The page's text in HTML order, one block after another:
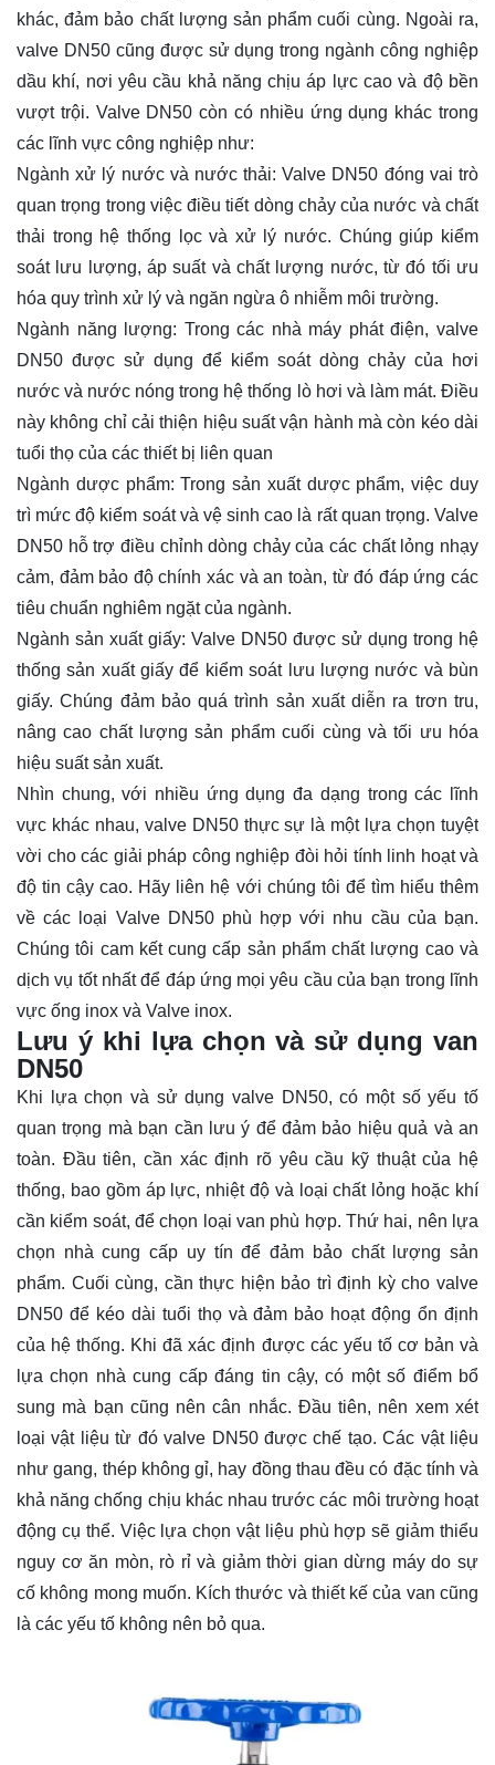
khác, đảm bảo chất lượng sản phẩm cuối cùng. Ngoài ra,
valve DN50 cũng được sử dụng trong ngành công nghiệp
dầu khí, nơi yêu cầu khả năng chịu áp lực cao và độ bền
vượt trội. Valve DN50 còn có nhiều ứng dụng khác trong
các lĩnh vực công nghiệp như:
Ngành xử lý nước và nước thải: Valve DN50 đóng vai trò
quan trọng trong việc điều tiết dòng chảy của nước và chất
thải trong hệ thống lọc và xử lý nước. Chúng giúp kiểm
soát lưu lượng, áp suất và chất lượng nước, từ đó tối ưu
hóa quy trình xử lý và ngăn ngừa ô nhiễm môi trường.
Ngành năng lượng: Trong các nhà máy phát điện, valve
DN50 được sử dụng để kiểm soát dòng chảy của hơi
nước và nước nóng trong hệ thống lò hơi và làm mát. Điều
này không chỉ cải thiện hiệu suất vận hành mà còn kéo dài
tuổi thọ của các thiết bị liên quan
Ngành dược phẩm: Trong sản xuất dược phẩm, việc duy
trì mức độ kiểm soát và vệ sinh cao là rất quan trọng. Valve
DN50 hỗ trợ điều chỉnh dòng chảy của các chất lỏng nhạy
cảm, đảm bảo độ chính xác và an toàn, từ đó đáp ứng các
tiêu chuẩn nghiêm ngặt của ngành.
Ngành sản xuất giấy: Valve DN50 được sử dụng trong hệ
thống sản xuất giấy để kiểm soát lưu lượng nước và bùn
giấy. Chúng đảm bảo quá trình sản xuất diễn ra trơn tru,
nâng cao chất lượng sản phẩm cuối cùng và tối ưu hóa
hiệu suất sản xuất.
Nhìn chung, với nhiều ứng dụng đa dạng trong các lĩnh
vực khác nhau, valve DN50 thực sự là một lựa chọn tuyệt
vời cho các giải pháp công nghiệp đòi hỏi tính linh hoạt và
độ tin cậy cao. Hãy liên hệ với chúng tôi để tìm hiểu thêm
về các loại Valve DN50 phù hợp với nhu cầu của bạn.
Chúng tôi cam kết cung cấp sản phẩm chất lượng cao và
dịch vụ tốt nhất để đáp ứng mọi yêu cầu của bạn trong lĩnh
vực ống inox và Valve inox.
Lưu ý khi lựa chọn và sử dụng van
DN50
Khi lựa chọn và sử dụng valve DN50, có một số yếu tố
quan trọng mà bạn cần lưu ý để đảm bảo hiệu quả và an
toàn. Đầu tiên, cần xác định rõ yêu cầu kỹ thuật của hệ
thống, bao gồm áp lực, nhiệt độ và loại chất lỏng hoặc khí
cần kiểm soát, để chọn loại van phù hợp. Thứ hai, nên lựa
chọn nhà cung cấp uy tín để đảm bảo chất lượng sản
phẩm. Cuối cùng, cần thực hiện bảo trì định kỳ cho valve
DN50 để kéo dài tuổi thọ và đảm bảo hoạt động ổn định
của hệ thống. Khi đã xác định được các yếu tố cơ bản và
lựa chọn nhà cung cấp đáng tin cậy, có một số điểm bổ
sung mà bạn cũng nên cân nhắc. Đầu tiên, nên xem xét
loại vật liệu từ đó valve DN50 được chế tạo. Các vật liệu
như gang, thép không gỉ, hay đồng thau đều có đặc tính và
khả năng chống chịu khác nhau trước các môi trường hoạt
động cụ thể. Việc lựa chọn vật liệu phù hợp sẽ giảm thiểu
nguy cơ ăn mòn, rò rỉ và giảm thời gian dừng máy do sự
cố không mong muốn. Kích thước và thiết kế của van cũng
là các yếu tố không nên bỏ qua.